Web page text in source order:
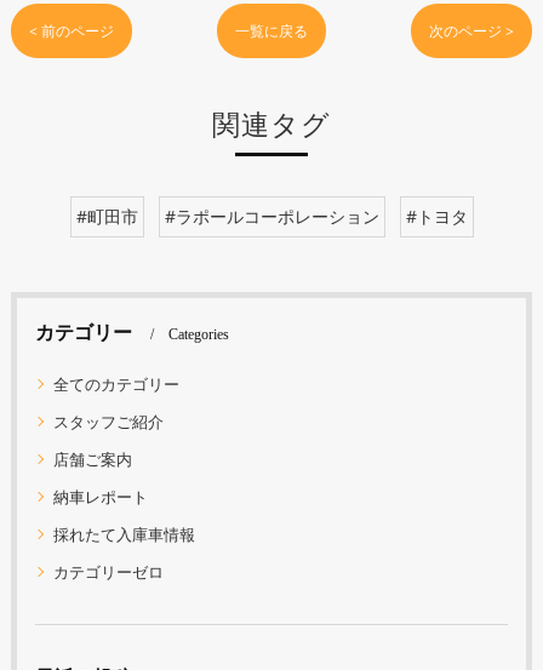
< 前のページ 一覧に戻る 次のページ >
関連タグ
#町田市 #ラポールコーポレーション #トヨタ
カテゴリー Categories
全てのカテゴリー
スタッフご紹介
店舗ご案内
納車レポート
採れたて入庫車情報
カテゴリーゼロ